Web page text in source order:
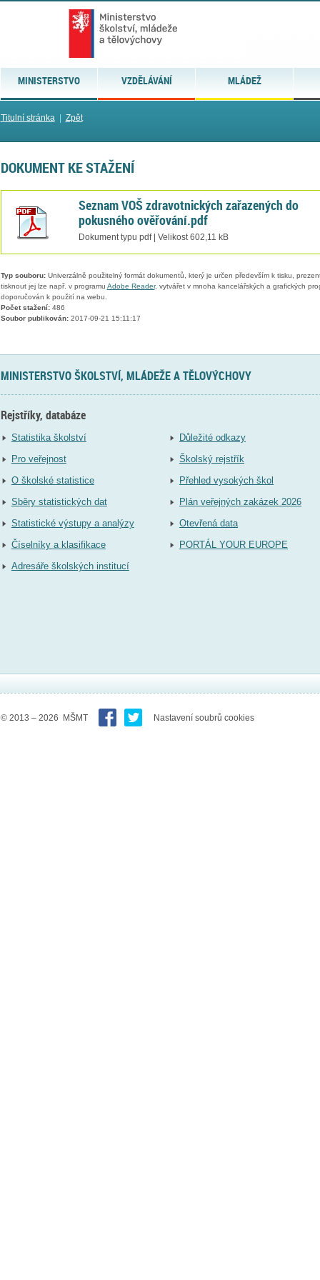
MINISTERSTVO VZDĚLÁVÁNÍ MLÁDEŽ
Titulní stránka| Zpět
DOKUMENT KE STAŽENÍ
Seznam VOŠ zdravotnických zařazených do
pokusného ověřování.pdf
Dokument typu pdf | Velikost 602,11 kB
Typ souboru:Univerzálně použitelný formát dokumentů, který je určen především k tisku,
tisknout jej lze např. v programu Adobe Reader, vytvářet v mnoha kancelářských a grafických
doporučován k použití na webu.
Počet stažení:486
Soubor publikován:2017-09-21 15:11:17
MINISTERSTVO ŠKOLSTVÍ, MLÁDEŽE A TĚLOVÝCHOVY
Rejstříky, databáze
Statistika školství
Pro veřejnost
O školské statistice
Sběry statistických dat
Statistické výstupy a analýzy
Číselníky a klasifikace
Adresáře školských institucí
Důležité odkazy
Školský rejstřík
Přehled vysokých škol
Plán veřejných zakázek 2026
Otevřená data
PORTÁL YOUR EUROPE
© 2013 – 2026 MŠMT Nastavení soubrů cookies